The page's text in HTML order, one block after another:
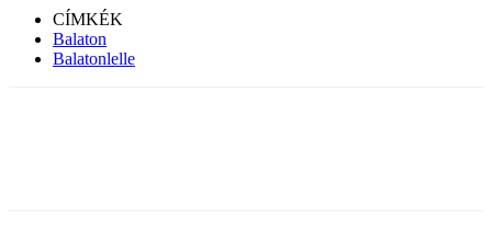
CÍMKÉK
Balaton
Balatonlelle